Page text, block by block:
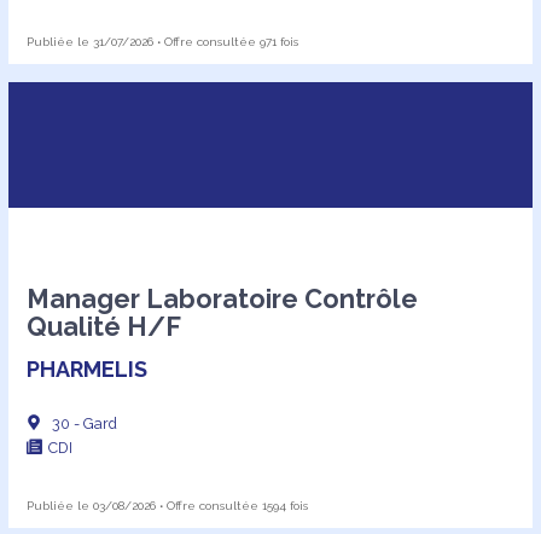
Publiée le 31/07/2026 • Offre consultée 971 fois
Manager Laboratoire Contrôle
Qualité H/F
PHARMELIS
30 - Gard
CDI
Publiée le 03/08/2026 • Offre consultée 1594 fois